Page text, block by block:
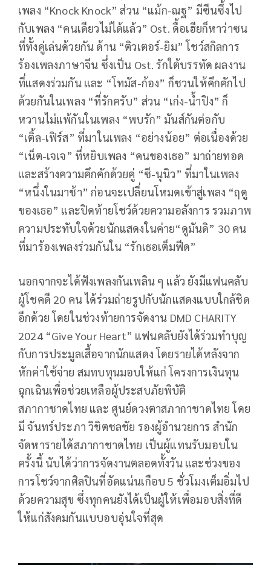
เพลง “Knock Knock” ส่วน “แม้ก-ณฐ” มีซีนซึ้งไป
กับเพลง “คนเดียวไม่ได้แล้ว” Ost. ดื้อเฮียก็หาว่าซน
ที่ทั้งคู่เล่นด้วยกัน ด้าน “ติวเตอร์-ยิม” โชว์สกิลการ
ร้องเพลงภาษาจีน ซึ่งเป็น Ost. รักใต้บรรทัด ผลงาน
ที่แสดงร่วมกัน และ “โทมัส-ก้อง” ก็ชวนให้คึกคักไป
ด้วยกันในเพลง “ที่รักครับ” ส่วน “เก่ง-น้ำปิง” ก็
หวานไม่แพ้กันในเพลง “พบรัก” มันส์กันต่อกับ
“เติ้ล-เฟิร์ส” ที่มาในเพลง “อย่างน้อย” ต่อเนื่องด้วย
“เน็ต-เจเจ” ที่หยิบเพลง “คนของเธอ” มาถ่ายทอด
และสร้างความคึกคักด้วยคู่ “ซี-นุนิว” ที่มาในเพลง
“หนึ่งในมาช้า” ก่อนจะเปลี่ยนโหมดเข้าสู่เพลง “ฤดู
ของเธอ” และปิดท้ายโชว์ด้วยความอลังการ รวมภาพ
ความประทับใจด้วยนักแสดงในค่าย“ดูมันดิ” 30 คน
ที่มาร้องเพลงร่วมกันใน “รักเธอเต็มฟีด”
นอกจากจะได้ฟังเพลงกันเพลิน ๆ แล้ว ยังมีแฟนคลับ
ผู้โชคดี 20 คน ได้ร่วมถ่ายรูปกับนักแสดงแบบใกล้ชิด
อีกด้วย โดยในช่วงท้ายการจัดงาน DMD CHARITY
2024 “Give Your Heart” แฟนคลับยังได้ร่วมทำบุญ
กับการประมูลเสื้อจากนักแสดง โดยรายได้หลังจาก
หักค่าใช้จ่าย สมทบทุนมอบให้แก่ โครงการเงินทุน
ฉุกเฉินเพื่อช่วยเหลือผู้ประสบภัยพิบัติ
สภากาชาดไทย และ ศูนย์ดวงตาสภากาชาดไทย โดย
มี จันทร์ประภา วิชิตชลชัย รองผู้อำนวยการ สำนัก
จัดหารายได้สภากาชาดไทย เป็นผู้แทนรับมอบใน
ครั้งนี้ นับได้ว่าการจัดงานตลอดทั้งวัน และช่วงของ
การโชว์จากศิลปินที่อัดแน่นเกือบ 5 ชั่วโมงเต็มอิ่มไป
ด้วยความสุข ซึ่งทุกคนยังได้เป็นผู้ให้เพื่อมอบสิ่งที่ดี
ให้แก่สังคมกันแบบอบอุ่นใจที่สุด